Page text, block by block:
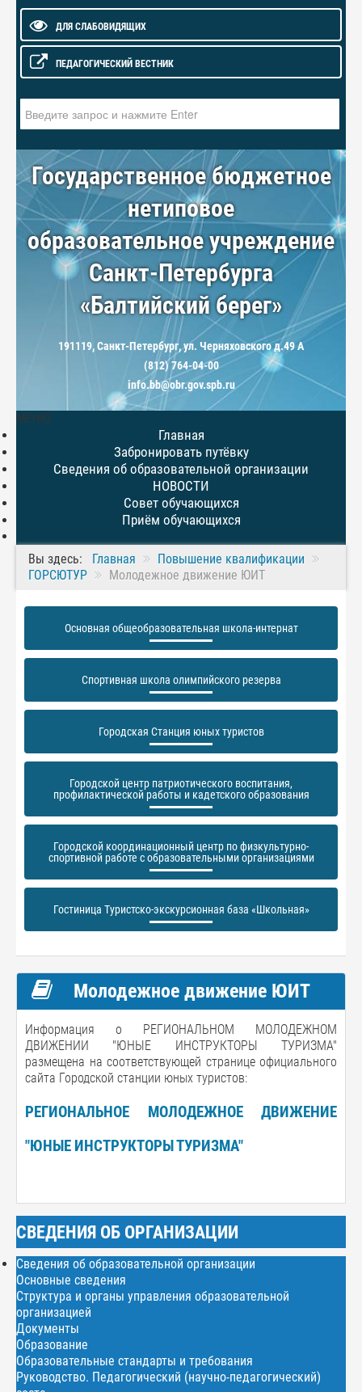
ДЛЯ СЛАБОВИДЯЩИХ
ПЕДАГОГИЧЕСКИЙ ВЕСТНИК
Государственное бюджетное
нетиповое
образовательное учреждение
Санкт-Петербурга
«Балтийский берег»
191119, Санкт-Петербург, ул. Черняховского д.49 А
(812) 764-04-00
info.bb@obr.gov.spb.ru
МЕНЮ
Главная
Забронировать путёвку
Сведения об образовательной организации
НОВОСТИ
Совет обучающихся
Приём обучающихся
Вы здесь: Главная
Повышение квалификации
ГОРСЮТУР
Молодежное движение ЮИТ
Основная общеобразовательная школа-интернат
Спортивная школа олимпийского резерва
Городская Станция юных туристов
Городской центр патриотического воспитания,
профилактической работы и кадетского образования
Городской координационный центр по физкультурно-
спортивной работе с образовательными организациями
Гостиница Туристско-экскурсионная база «Школьная»
Молодежное движение ЮИТ
Информация о РЕГИОНАЛЬНОМ МОЛОДЕЖНОМ
ДВИЖЕНИИ "ЮНЫЕ ИНСТРУКТОРЫ ТУРИЗМА"
размещена на соответствующей странице официального
сайта Городской станции юных туристов:
РЕГИОНАЛЬНОЕ МОЛОДЕЖНОЕ ДВИЖЕНИЕ
"ЮНЫЕ ИНСТРУКТОРЫ ТУРИЗМА"
СВЕДЕНИЯ ОБ ОРГАНИЗАЦИИ
Сведения об образовательной организации
Основные сведения
Структура и органы управления образовательной
организацией
Документы
Образование
Образовательные стандарты и требования
Руководство. Педагогический (научно-педагогический)